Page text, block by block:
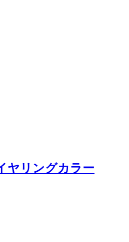
ヤリングカラー